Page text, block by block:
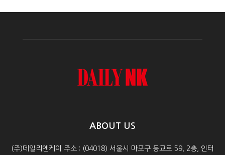
ABOUT US
(주)데일리엔케이 주소 : (04018) 서울시 마포구 동교로 59, 2층, 인터